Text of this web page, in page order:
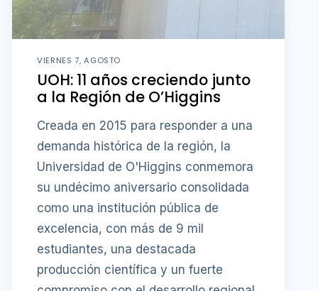
VIERNES 7, AGOSTO
UOH: 11 años creciendo junto
a la Región de O’Higgins
Creada en 2015 para responder a una
demanda histórica de la región, la
Universidad de O'Higgins conmemora
su undécimo aniversario consolidada
como una institución pública de
excelencia, con más de 9 mil
estudiantes, una destacada
producción científica y un fuerte